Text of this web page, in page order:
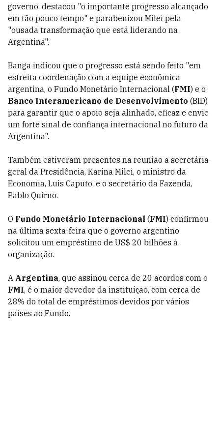
governo, destacou "o importante progresso alcançado
em tão pouco tempo" e parabenizou Milei pela
"ousada transformação que está liderando na
Argentina".
Banga indicou que o progresso está sendo feito "em
estreita coordenação com a equipe econômica
argentina, o Fundo Monetário Internacional (FMI) e o
Banco Interamericano de Desenvolvimento (BID)
para garantir que o apoio seja alinhado, eficaz e envie
um forte sinal de confiança internacional no futuro da
Argentina".
Também estiveram presentes na reunião a secretária-
geral da Presidência, Karina Milei, o ministro da
Economia, Luis Caputo, e o secretário da Fazenda,
Pablo Quirno.
O Fundo Monetário Internacional (FMI) confirmou
na última sexta-feira que o governo argentino
solicitou um empréstimo de US$ 20 bilhões à
organização.
A Argentina, que assinou cerca de 20 acordos com o
FMI, é o maior devedor da instituição, com cerca de
28% do total de empréstimos devidos por vários
países ao Fundo.